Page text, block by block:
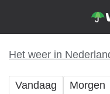
Het weer in
Vandaag Morgen